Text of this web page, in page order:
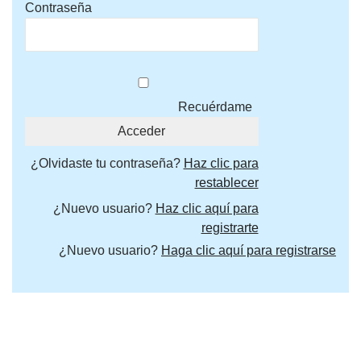
Contraseña
Recuérdame
¿Olvidaste tu contraseña? Haz clic para
restablecer
¿Nuevo usuario? Haz clic aquí para
registrarte
¿Nuevo usuario? Haga clic aquí para registrarse